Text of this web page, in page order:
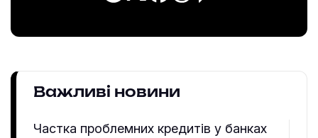
Важливі новини
Частка проблемних кредитів у банках